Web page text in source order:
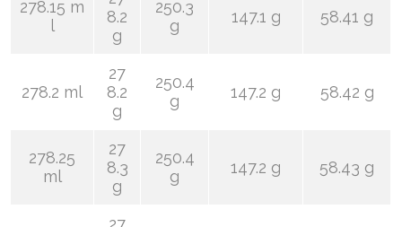
278.15 m
l
8.2
g
250.3
g
147.1 g 58.41 g
278.2 ml
27
8.2
g
250.4
g
147.2 g 58.42 g
278.25
ml
27
8.3
g
250.4
g
147.2 g 58.43 g